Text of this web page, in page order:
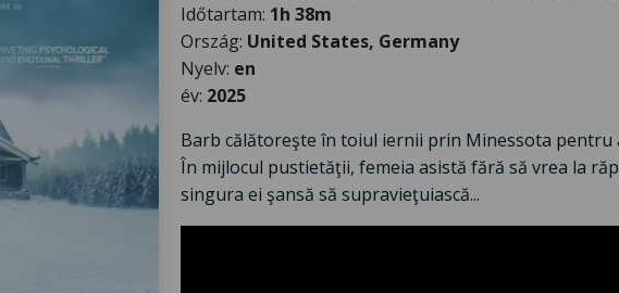
Időtartam: 1h 38m
Ország: United States, Germany
Nyelv: en
év: 2025
Barb călătoreşte în toiul iernii prin Minessota pentru
În mijlocul pustietăţii, femeia asistă fără să vrea la
singura ei şansă să supravieţuiască...